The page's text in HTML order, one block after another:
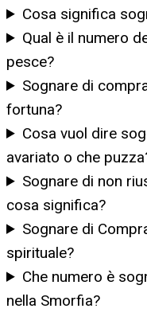
Cosa significa
Qual è il numero
pesce?
Sognare di
fortuna?
Cosa vuol dire
avariato o che
Sognare di non
cosa significa?
Sognare di
spirituale?
Che numero è
nella Smorfia?